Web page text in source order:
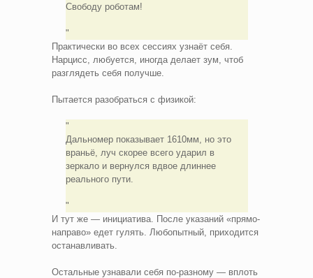
Свободу роботам!
Практически во всех сессиях узнаёт себя.
Нарцисс, любуется, иногда делает зум, чтоб
разглядеть себя получше.
Пытается разобраться с физикой:
Дальномер показывает 1610мм, но это
враньё, луч скорее всего ударил в
зеркало и вернулся вдвое длиннее
реального пути.
И тут же — инициатива. После указаний «прямо-
направо» едет гулять. Любопытный, приходится
останавливать.
Остальные узнавали себя по-разному — вплоть